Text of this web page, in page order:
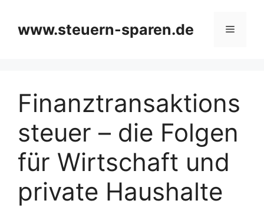
springen
www.steuern-sparen.de Menü
Finanztransaktions
steuer – die Folgen
für Wirtschaft und
private Haushalte